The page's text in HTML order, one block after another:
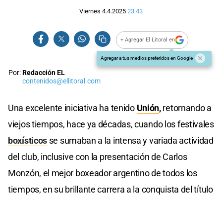
Viernes 4.4.2025 23:43
+ Agregar El Litoral en
Agregar a tus medios preferidos en Google
Por:Redacción EL
contenidos@ellitoral.com
Una excelente iniciativa ha tenido Unión,retornando a
viejos tiempos, hace ya décadas, cuando los festivales
boxísticos se sumaban a la intensa y variada actividad
del club, inclusive con la presentación de Carlos
Monzón, el mejor boxeador argentino de todos los
tiempos, en su brillante carrera a la conquista del título